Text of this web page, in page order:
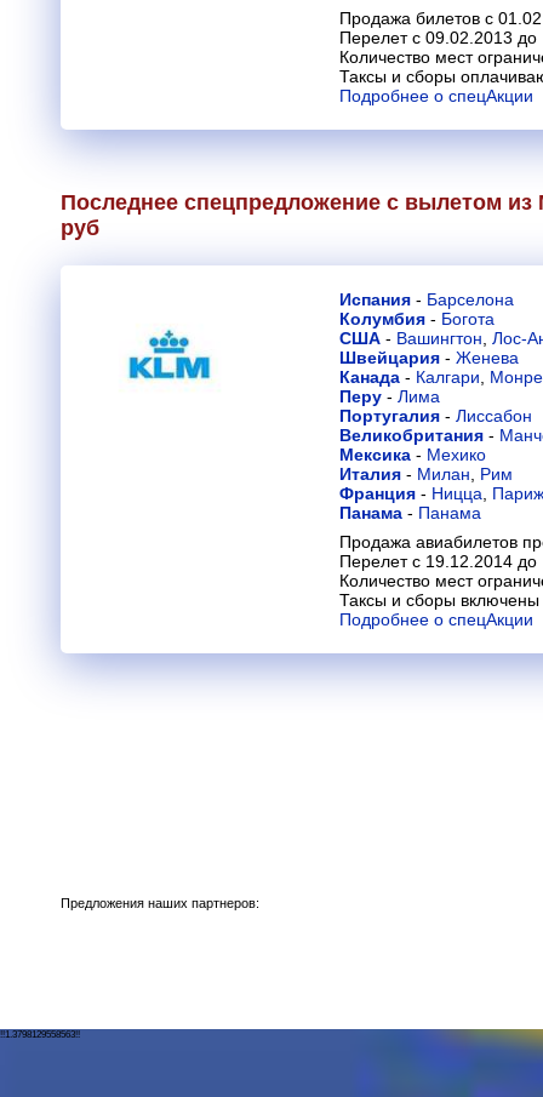
Продажа билетов с
Перелет с 09.02.2013 до
Количество мест
Таксы и сборы
Подробнее о спецАкции
Последнее спецпредложение с вылетом из
руб
Испания - Барселона
Колумбия - Богота
США - Вашингтон Лос-
Швейцария - Женева
Канада - Калгари
Перу - Лима
Португалия - Лиссабон
Великобритания -
Мексика - Мехико
Италия - Милан
Рим
Франция - Ницца
Париж
Панама - Панама
Продажа авиабилетов
Перелет с 19.12.2014 до
Количество мест
Таксы и сборы включены
Подробнее о спецАкции
Предложения наших партнеров:
!!1.3798129558563!!